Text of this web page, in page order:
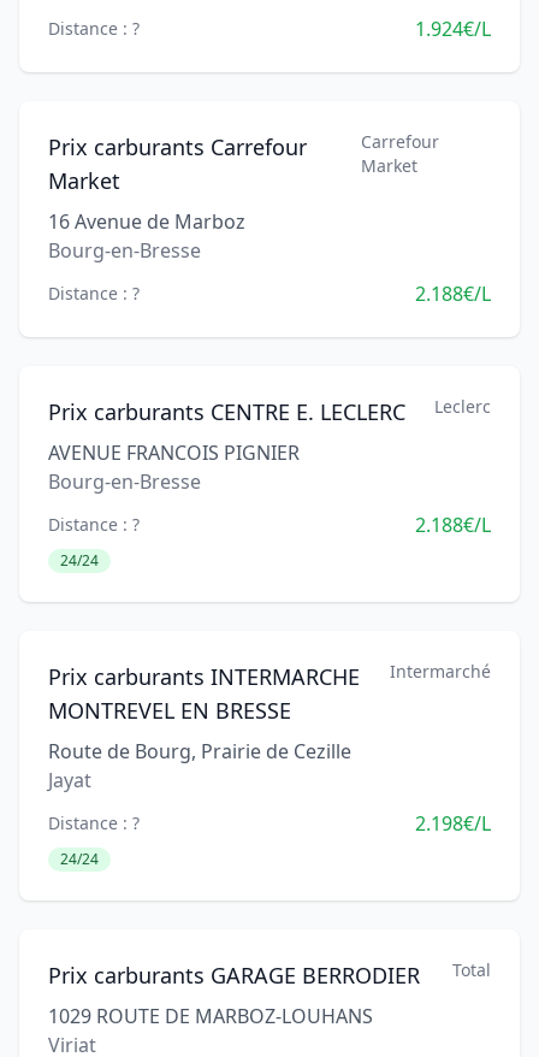
Distance : ? 1.924€/L
Prix carburants Carrefour
Market
Carrefour
Market
16 Avenue de Marboz
Bourg-en-Bresse
Distance : ? 2.188€/L
Prix carburants CENTRE E. LECLERC Leclerc
AVENUE FRANCOIS PIGNIER
Bourg-en-Bresse
Distance : ? 2.188€/L
24/24
Prix carburants INTERMARCHE
MONTREVEL EN BRESSE
Intermarché
Route de Bourg, Prairie de Cezille
Jayat
Distance : ? 2.198€/L
24/24
Prix carburants GARAGE BERRODIER Total
1029 ROUTE DE MARBOZ-LOUHANS
Viriat